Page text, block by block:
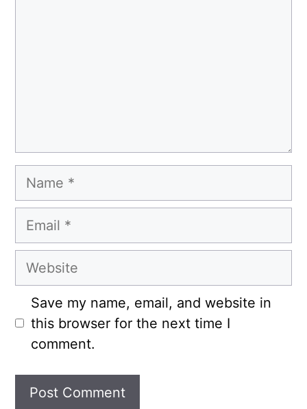
Name
Email
Website
Save my name, email, and website in
this browser for the next time I
comment.